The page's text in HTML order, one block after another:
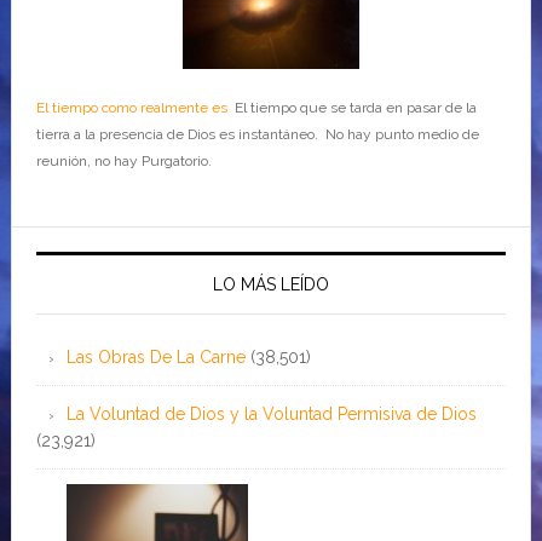
El tiempo como realmente esEl tiempo que se tarda en pasar de la
tierra a la presencia de Dios es instantáneo. No hay punto medio de
reunión, no hay Purgatorio.
LO MÁS LEÍDO
Las Obras De La Carne (38,501)
La Voluntad de Dios y la Voluntad Permisiva de Dios
(23,921)